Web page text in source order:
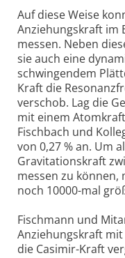
Auf diese Weise
Anziehungskraft im
messen. Neben
sie auch eine
schwingendem
Kraft die
verschob. Lag die
mit einem
Fischbach und
von 0,27 % an. Um
Gravitationskraft
messen zu
noch 10000-mal
Fischmann und
Anziehungskraft
die Casimir-Kraft